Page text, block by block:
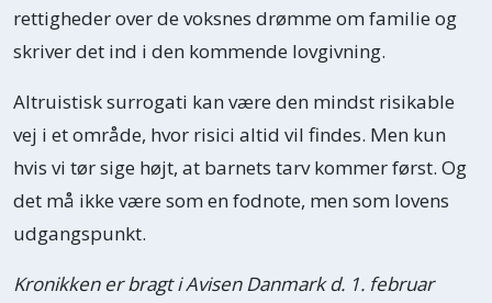
rettigheder over de voksnes drømme om familie og
skriver det ind i den kommende lovgivning.
Altruistisk surrogati kan være den mindst risikable
vej i et område, hvor risici altid vil findes. Men kun
hvis vi tør sige højt, at barnets tarv kommer først. Og
det må ikke være som en fodnote, men som lovens
udgangspunkt.
Kronikken er bragt i Avisen Danmark d. 1. februar